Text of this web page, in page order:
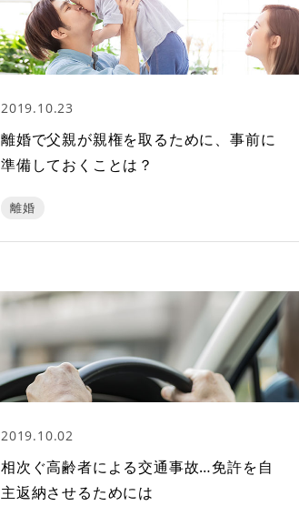
2019.10.23
離婚で父親が親権を取るために、事前に
準備しておくことは？
離婚
2019.10.02
相次ぐ高齢者による交通事故…免許を自
主返納させるためには